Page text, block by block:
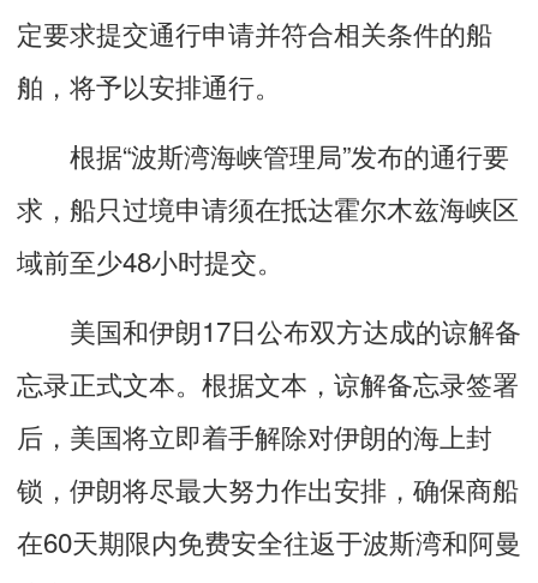
定要求提交通行申请并符合相关条件的船
舶，将予以安排通行。
根据“波斯湾海峡管理局”发布的通行要
求，船只过境申请须在抵达霍尔木兹海峡区
域前至少48小时提交。
美国和伊朗17日公布双方达成的谅解备
忘录正式文本。根据文本，谅解备忘录签署
后，美国将立即着手解除对伊朗的海上封
锁，伊朗将尽最大努力作出安排，确保商船
在60天期限内免费安全往返于波斯湾和阿曼